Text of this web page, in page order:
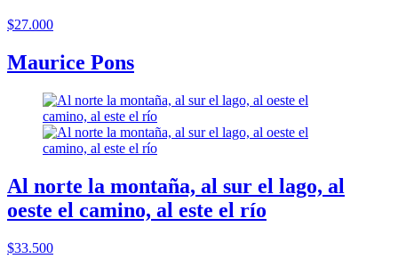
$27.000
Maurice Pons
Al norte la montaña, al sur el lago, al
oeste el camino, al este el río
$33.500